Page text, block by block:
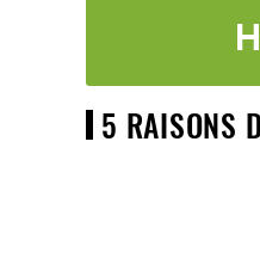
5 RAISONS